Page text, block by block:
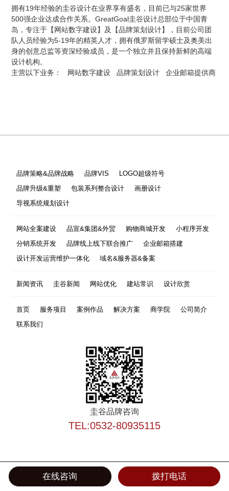
拥有19年经验的圭谷设计在业界享有盛名，目前已与25家世界
500强企业达成合作关系。GreatGoal圭谷设计总部位于中国青
岛，专注于【网站数字建设】及【品牌策划设计】，目前公司团
队人员经验为5-19年的精英人才，拥有俄罗斯留学硕士及奥美出
身的创意总监等资深经验成员，是一个独立并且保持新鲜的高端
设计机构。
主营以下业务： 网站数字建设 品牌策划设计 企业邮箱提供商
在线咨询 拨打电话
品牌策略&品牌战略 品牌VIS
LOGO超级符号
品牌升级&重塑
包装系列整合设计
画册设计
导视系统规划设计
网站全案建设 品宣&集团&外贸 购物商城开发
小程序开发
分销系统开发
品牌线上线下联合推广
企业邮箱搭建
设计开发运营维护一体化
域名&服务器&备案
新闻资讯 圭谷新闻 网站优化 建站常识 设计欣赏
首页 服务项目 案例作品 解决方案 商学院
公司简介
联系我们
圭谷品牌咨询
TEL:0532-80935115